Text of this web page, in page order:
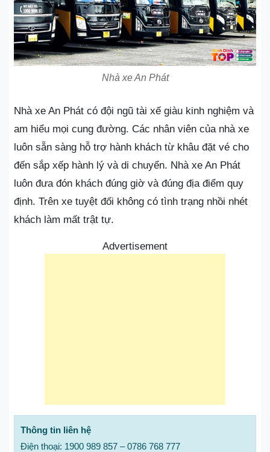
Nhà xe An Phát
Nhà xe An Phát có đội ngũ tài xế giàu kinh nghiệm và
am hiểu mọi cung đường. Các nhân viên của nhà xe
luôn sẵn sàng hỗ trợ hành khách từ khâu đặt vé cho
đến sắp xếp hành lý và di chuyển. Nhà xe An Phát
luôn đưa đón khách đúng giờ và đúng địa điểm quy
định. Trên xe tuyệt đối không có tình trạng nhồi nhét
khách làm mất trật tự.
Advertisement
Thông tin liên hệ
Điện thoại: 1900 989 857 – 0786 768 777